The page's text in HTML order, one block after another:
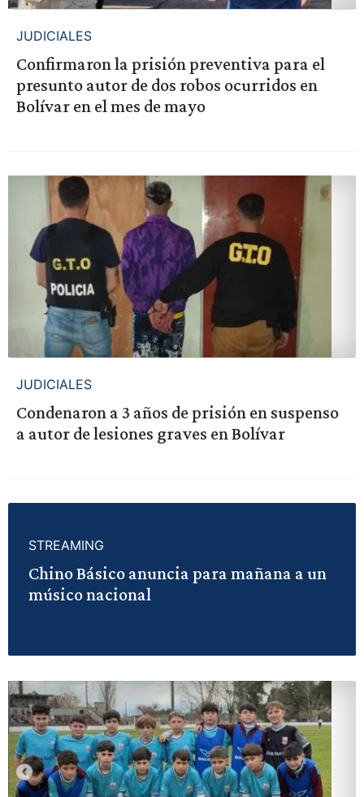
JUDICIALES
Confirmaron la prisión preventiva para el
presunto autor de dos robos ocurridos en
Bolívar en el mes de mayo
JUDICIALES
Condenaron a 3 años de prisión en suspenso
a autor de lesiones graves en Bolívar
STREAMING
Chino Básico anuncia para mañana a un
músico nacional